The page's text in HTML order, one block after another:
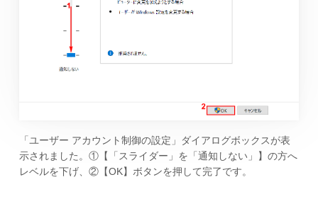
「ユーザー アカウント制御の設定」ダイアログボックスが表
示されました。①【「スライダー」を「通知しない」】の方へ
レベルを下げ、②【OK】ボタンを押して完了です。